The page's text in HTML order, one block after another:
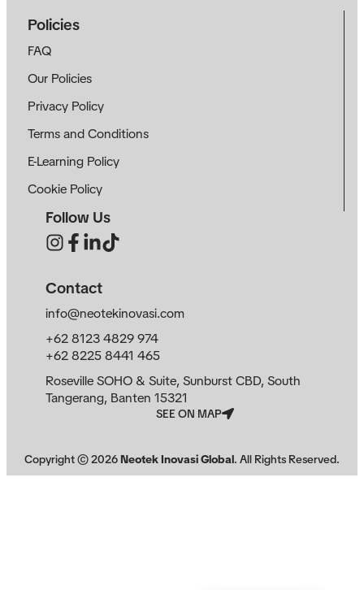
Policies
FAQ
Our Policies
Privacy Policy
Terms and Conditions
E-Learning Policy
Cookie Policy
Follow Us
Contact
info@neotekinovasi.com
+62 8123 4829 974
+62 8225 8441 465
Roseville SOHO & Suite, Sunburst CBD, South
Tangerang, Banten 15321
SEE ON MAP
Copyright ©2026Neotek Inovasi Global. All Rights Reserved.